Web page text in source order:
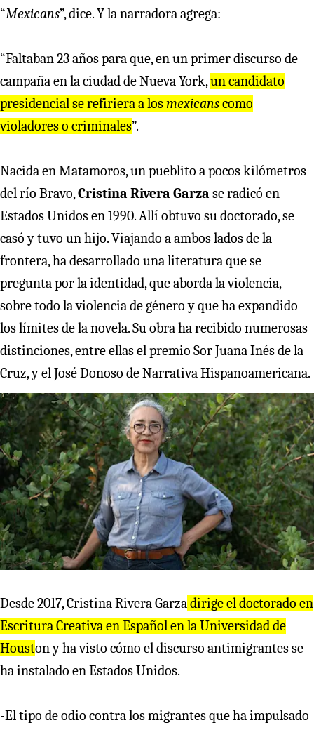
“Mexicans”, dice. Y la narradora agrega:
“Faltaban 23 años para que, en un primer discurso de
campaña en la ciudad de Nueva York,un candidato
presidencial se refiriera a losmexicanscomo
violadores o criminales”.
Nacida en Matamoros, un pueblito a pocos kilómetros
del río Bravo,Cristina Rivera Garza se radicó en
Estados Unidos en 1990. Allí obtuvo su doctorado, se
casó y tuvo un hijo. Viajando a ambos lados de la
frontera, ha desarrollado una literatura que se
pregunta por la identidad, que aborda la violencia,
sobre todo la violencia de género y que ha expandido
los límites de la novela. Su obra ha recibido numerosas
distinciones, entre ellas el premio Sor Juana Inés de la
Cruz, y el José Donoso de Narrativa Hispanoamericana.
Desde 2017, Cristina Rivera Garzadirige el doctorado en
Escritura Creativa en Español en la Universidad de
Houston y ha visto cómo el discurso antimigrantes se
ha instalado en Estados Unidos.
-El tipo de odio contra los migrantes que ha impulsado